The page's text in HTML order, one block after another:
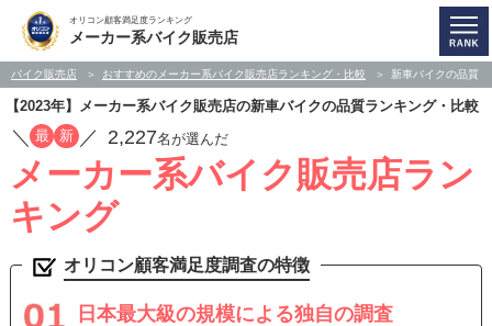
オリコン顧客満足度ランキング
メーカー系バイク販売店
バイク販売店 おすすめのメーカー系バイク販売店ランキング・比較 新車バイクの品質
【2023年】メーカー系バイク販売店の新車バイクの品質ランキング・比較
／ 最 新 ／ 2,227名が選んだ
メーカー系バイク販売店ラン
キング
オリコン顧客満足度調査の特徴
日本最大級の規模による独自の調査